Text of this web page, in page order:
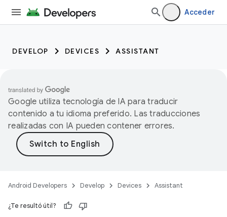
Acceder
DEVELOP DEVICES ASSISTANT
Google utiliza tecnología de IA para traducir
contenido a tu idioma preferido. Las traducciones
realizadas con IA pueden contener errores.
Android Developers Develop Devices Assistant
¿Te resultó útil?